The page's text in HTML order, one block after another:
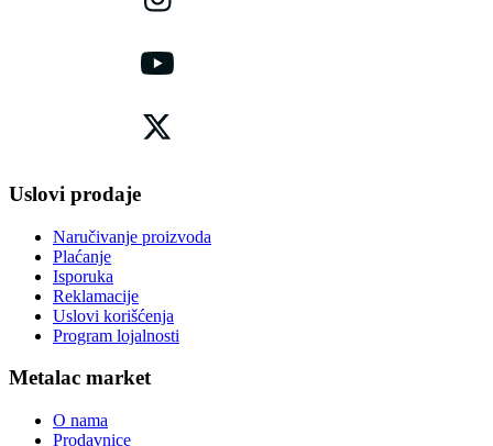
Uslovi prodaje
Naručivanje proizvoda
Plaćanje
Isporuka
Reklamacije
Uslovi korišćenja
Program lojalnosti
Metalac market
O nama
Prodavnice